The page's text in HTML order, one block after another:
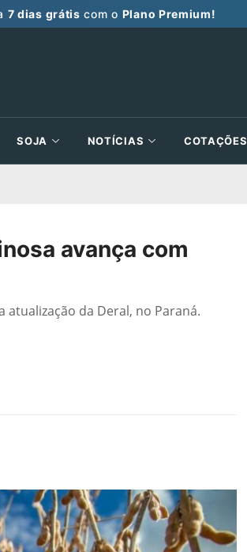
7 dias grátis com o Plano Premium!
SOJA NOTÍCIAS COTAÇÕES
avança com
da Deral, no Paraná.